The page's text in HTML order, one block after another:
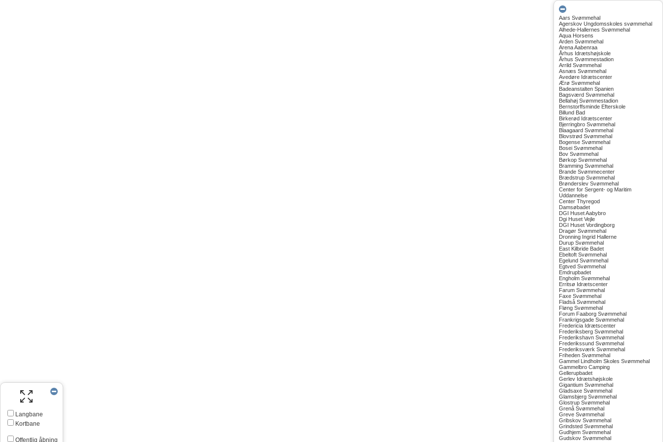
Langbane
Kortbane
Offentlig åbning
Aars Svømmehal
Agerskov Ungdomsskoles svømmehal
Alhede-Hallernes Svømmehal
Aqua Horsens
Arden Svømmehal
Arena Aabenraa
Århus Idrætshøjskole
Århus Svømmestadion
Arrild Svømmehal
Asnæs Svømmehal
Avedøre Idrætscenter
Ærø Svømmehal
Badeanstalten Spanien
Bagsværd Svømmehal
Bellahøj Svømmestadion
Bernstorffsminde Efterskole
Billund Bad
Birkerød Idrætscenter
Bjerringbro Svømmehal
Blaagaard Svømmehal
Blovstrød Svømmehal
Bogense Svømmehal
Bosei Svømmehal
Bov Svømmehal
Børkop Svømmehal
Bramming Svømmehal
Brande Svømmecenter
Brædstrup Svømmehal
Brønderslev Svømmehal
Center for Sergent- og Maritim
Uddannelse
Center Thyregod
Damsøbadet
DGI Huset Aabybro
Dgi Huset Vejle
DGI Huset Vordingborg
Dragør Svømmehal
Dronning Ingrid Hallerne
Durup Svømmehal
East Kilbride Badet
Ebeltoft Svømmehal
Egelund Svømmehal
Egtved Svømmehal
Emdrupbadet
Engholm Svømmehal
Erritsø Idrætscenter
Farum Svømmehal
Faxe Svømmehal
Fladså Svømmehal
Fløng Svømmehal
Forum Faaborg Svømmehal
Frankrigsgade Svømmehal
Fredericia Idrætscenter
Frederiksberg Svømmehal
Frederikshavn Svømmehal
Frederikssund Svømmehal
Frederiksværk Svømmehal
Friheden Svømmehal
Gammel Lindholm Skoles Svømmehal
Gammelbro Camping
Gellerupbadet
Gerlev Idrætshøjskole
Gigantium Svømmehal
Gladsaxe Svømmehal
Glamsbjerg Svømmehal
Glostrup Svømmehal
Grenå Svømmehal
Greve Svømmehal
Gribskov Svømmehal
Grindsted Svømmehal
Gudhjem Svømmehal
Gudskov Svømmehal